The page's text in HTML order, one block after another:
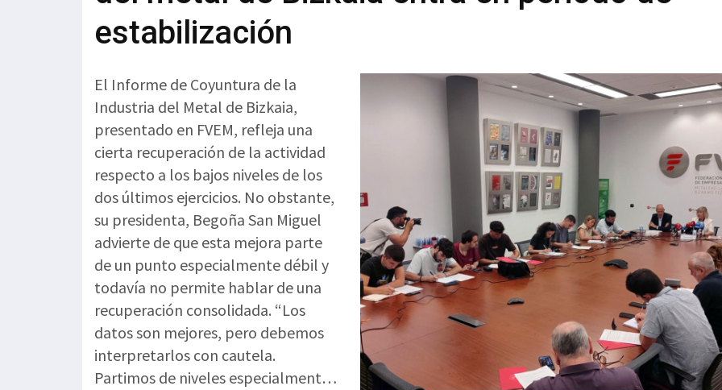
estabilización
El Informe de Coyuntura de la
Industria del Metal de Bizkaia,
presentado en FVEM, refleja una
cierta recuperación de la actividad
respecto a los bajos niveles de los
dos últimos ejercicios. No obstante,
su presidenta, Begoña San Miguel
advierte de que esta mejora parte
de un punto especialmente débil y
todavía no permite hablar de una
recuperación consolidada. “Los
datos son mejores, pero debemos
interpretarlos con cautela.
Partimos de niveles especialmente